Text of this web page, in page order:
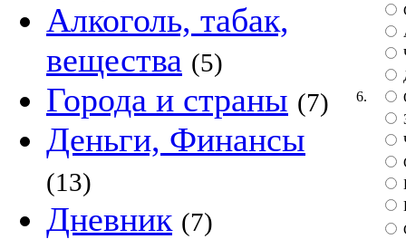
Алкоголь, табак,
вещества (5)
Города и страны (7)
Деньги, Финансы
(13)
Дневник (7)
6.